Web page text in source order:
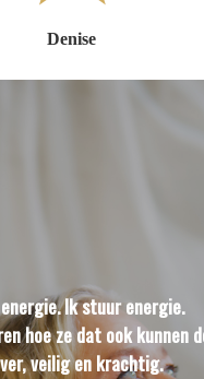
Denise
Ik stuur energie.
hoe ze dat ook kunnen
veilig en krachtig.